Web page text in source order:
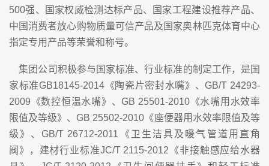
500强、国家权威检测达标产品、国家工程建设推荐产品、
中国消费者放心购物质量可信产品及国家奥林匹克体育中心
指定专用产品等荣誉和称号。
集团公司积极参与国家标准、行业标准的制定工作，是国
家标准GB18145-2014《陶瓷片密封水嘴》、GB/T 24293-
2009《数控恒温水嘴》、GB 25501-2010《水嘴用水效率
限值及等级》、GB 25502-2010《座便器用水效率限值及等
级》、GB/T 26712-2011《卫生洁具及暖气管道用直角
阀》，建材行业标准JC/T 2115-2012《非接触感应给水器